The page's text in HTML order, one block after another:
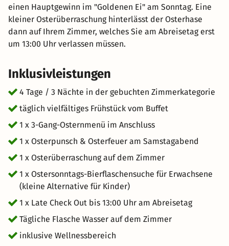
einen Hauptgewinn im "Goldenen Ei" am Sonntag. Eine
kleiner Osterüberraschung hinterlässt der Osterhase
dann auf Ihrem Zimmer, welches Sie am Abreisetag erst
um 13:00 Uhr verlassen müssen.
Inklusivleistungen
4 Tage / 3 Nächte in der gebuchten Zimmerkategorie
täglich vielfältiges Frühstück vom Buffet
1 x 3-Gang-Osternmenü im Anschluss
1 x Osterpunsch & Osterfeuer am Samstagabend
1 x Osterüberraschung auf dem Zimmer
1 x Ostersonntags-Bierflaschensuche für Erwachsene
(kleine Alternative für Kinder)
1 x Late Check Out bis 13:00 Uhr am Abreisetag
Tägliche Flasche Wasser auf dem Zimmer
inklusive Wellnessbereich